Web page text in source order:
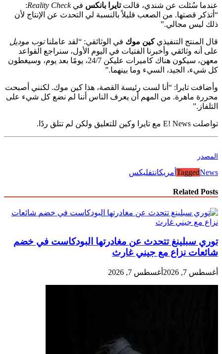
عندما سُئلت عن شندي، قالتتايرا بانكس فيReality Check
:
“أتذكر قصتها. من الصعب قليلاً بالنسبة لي التحدث عن الإنتاج لأن
ذلك ليس مجالي.”
قال المنتج التنفيذيكين موك في الوثائقي: “لقد عاملناتوب موديل
على أنه وثائقي وأخبرنا الفتيات في اليوم الأول، سنراجع القواعد
معهن، سيكون هناك كاميرات عليكن 24/7، يومًا بعد يوم، وسيغطون
كل شيء، الجيد، السيء وما بينهما.”
وأضافت تايرا: “أنا لست رئيسة القصة، هذا كين موك. لكنني أصبحت
محررة ماهرة. من المهم أن يعرف الناس أننا لم نضع كل شيء على
التلفاز.”
تواصلت E! News مع تايرا وكين للتعليق ولكن لم تتلق ردًا.
المصدر
TaggedNews أمريكانتفليكس
Related Posts
توري سبلينغ تتحدث عن مغادرتها البودكاست في خضم
شائعات نزاع مع جيني غارث
أغسطس 7, 2026 أغسطس 7, 2026